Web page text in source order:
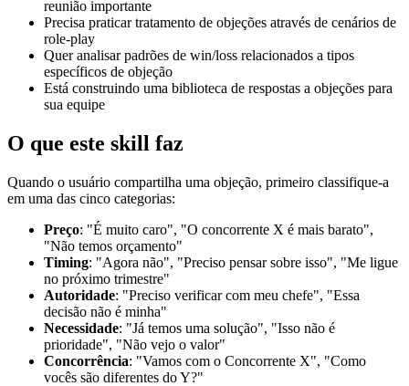
reunião importante
Precisa praticar tratamento de objeções através de cenários de
role-play
Quer analisar padrões de win/loss relacionados a tipos
específicos de objeção
Está construindo uma biblioteca de respostas a objeções para
sua equipe
O que este skill faz
Quando o usuário compartilha uma objeção, primeiro classifique-a
em uma das cinco categorias:
Preço: "É muito caro", "O concorrente X é mais barato",
"Não temos orçamento"
Timing: "Agora não", "Preciso pensar sobre isso", "Me ligue
no próximo trimestre"
Autoridade: "Preciso verificar com meu chefe", "Essa
decisão não é minha"
Necessidade: "Já temos uma solução", "Isso não é
prioridade", "Não vejo o valor"
Concorrência: "Vamos com o Concorrente X", "Como
vocês são diferentes do Y?"